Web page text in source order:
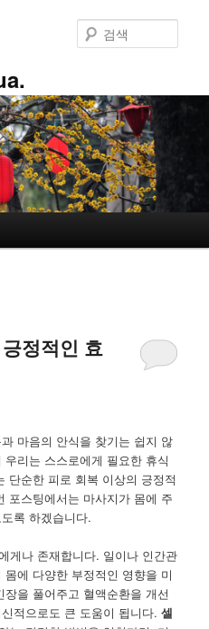
색
정적인 효
마음의 안식을 찾기는 쉽지 않
우리는 스스로에게 필요한 휴식
단순한 피로 회복 이상의 긍정적
포스팅에서는 마사지가 몸에 주
록 하겠습니다.
게나 존재합니다. 일이나 인간관
에 다양한 부정적인 영향을 미
을 풀어주고 혈액순환을 개선
적으로도 큰 도움이 됩니다.셀